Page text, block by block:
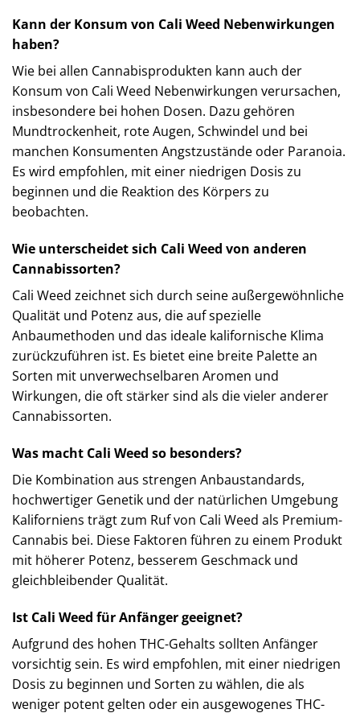
Kann der Konsum von Cali Weed Nebenwirkungen
haben?
Wie bei allen Cannabisprodukten kann auch der
Konsum von Cali Weed Nebenwirkungen verursachen,
insbesondere bei hohen Dosen. Dazu gehören
Mundtrockenheit, rote Augen, Schwindel und bei
manchen Konsumenten Angstzustände oder Paranoia.
Es wird empfohlen, mit einer niedrigen Dosis zu
beginnen und die Reaktion des Körpers zu
beobachten.
Wie unterscheidet sich Cali Weed von anderen
Cannabissorten?
Cali Weed zeichnet sich durch seine außergewöhnliche
Qualität und Potenz aus, die auf spezielle
Anbaumethoden und das ideale kalifornische Klima
zurückzuführen ist. Es bietet eine breite Palette an
Sorten mit unverwechselbaren Aromen und
Wirkungen, die oft stärker sind als die vieler anderer
Cannabissorten.
Was macht Cali Weed so besonders?
Die Kombination aus strengen Anbaustandards,
hochwertiger Genetik und der natürlichen Umgebung
Kaliforniens trägt zum Ruf von Cali Weed als Premium-
Cannabis bei. Diese Faktoren führen zu einem Produkt
mit höherer Potenz, besserem Geschmack und
gleichbleibender Qualität.
Ist Cali Weed für Anfänger geeignet?
Aufgrund des hohen THC-Gehalts sollten Anfänger
vorsichtig sein. Es wird empfohlen, mit einer niedrigen
Dosis zu beginnen und Sorten zu wählen, die als
weniger potent gelten oder ein ausgewogenes THC-